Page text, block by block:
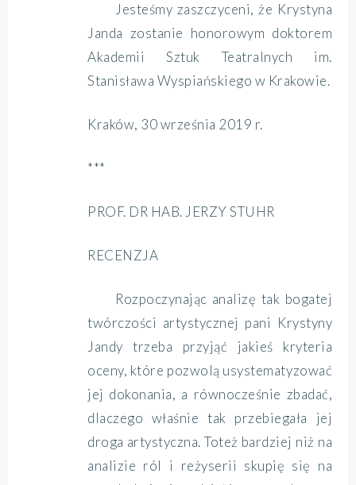
Jesteśmy zaszczyceni, że Krystyna
Janda zostanie honorowym doktorem
Akademii Sztuk Teatralnych im.
Stanisława Wyspiańskiego w Krakowie.
Kraków, 30 września 2019 r.
***
PROF. DR HAB. JERZY STUHR
RECENZJA
Rozpoczynając analizę tak bogatej
twórczości artystycznej pani Krystyny
Jandy trzeba przyjąć jakieś kryteria
oceny, które pozwolą usystematyzować
jej dokonania, a równocześnie zbadać,
dlaczego właśnie tak przebiegała jej
droga artystyczna. Toteż bardziej niż na
analizie ról i reżyserii skupię się na